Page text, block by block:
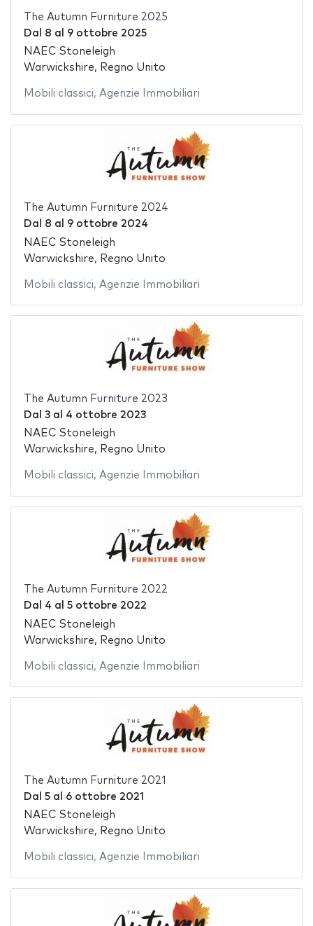
The Autumn Furniture 2025
Dal 8 al 9 ottobre 2025
NAEC Stoneleigh
Warwickshire, Regno Unito
Mobili classici, Agenzie Immobiliari
The Autumn Furniture 2024
Dal 8 al 9 ottobre 2024
NAEC Stoneleigh
Warwickshire, Regno Unito
Mobili classici, Agenzie Immobiliari
The Autumn Furniture 2023
Dal 3al 4 ottobre 2023
NAEC Stoneleigh
Warwickshire, Regno Unito
Mobili classici, Agenzie Immobiliari
The Autumn Furniture 2022
Dal 4 al 5 ottobre 2022
NAEC Stoneleigh
Warwickshire, Regno Unito
Mobili classici, Agenzie Immobiliari
The Autumn Furniture 2021
Dal 5al 6 ottobre 2021
NAEC Stoneleigh
Warwickshire, Regno Unito
Mobili classici, Agenzie Immobiliari